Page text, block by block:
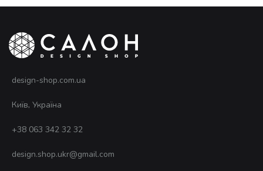
design-shop.com.ua
Київ, Україна
+38 063 342 32 32
design.shop.ukr@gmail.com